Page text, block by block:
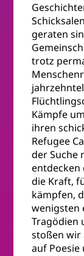
geraten
trotz
Kämpfe
ihren
Refugee
der Suche
entdecken
die Kraft,
kämpfen,
wenigsten
Tragödien
stoßen wir
auf Poesie